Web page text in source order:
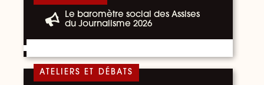
Le baromètre social des Assises
du Journalisme 2026
ATELIERS ET DÉBATS